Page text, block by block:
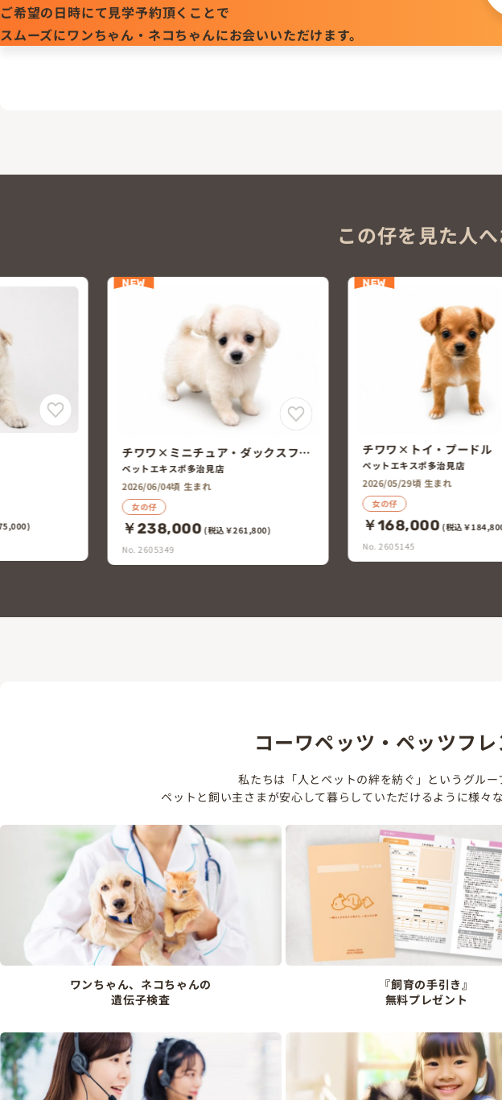
ご希望の日時にて見学予約頂くことで
スムーズにワンちゃん・ネコちゃんにお会いいただけます。
この仔を見た人
込￥261,800)
チワワ×トイ・プードル
ペットエキスポ多治見店
2026/05/29頃 生まれ
女の仔
￥168,000 (税込￥184,800)
No. 2605145
チワワ
ペットコート瑞穂店
2026/05/23頃 生まれ
女の仔
￥230,000 (税込
No. 2604982
コーワペッツ・ペッツフ
私たちは「人とペットの絆を紡ぐ」というグルー
ペットと飼い主さまが安心して暮らしていただけるように様々
ワンちゃん、ネコちゃんの
遺伝子検査
『飼育の手引き』
無料プレゼント